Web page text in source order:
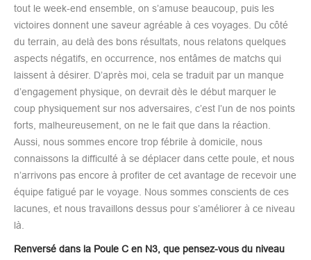
tout le week-end ensemble, on s’amuse beaucoup, puis les
victoires donnent une saveur agréable à ces voyages. Du côté
du terrain, au delà des bons résultats, nous relatons quelques
aspects négatifs, en occurrence, nos entâmes de matchs qui
laissent à désirer. D’après moi, cela se traduit par un manque
d’engagement physique, on devrait dès le début marquer le
coup physiquement sur nos adversaires, c’est l’un de nos points
forts, malheureusement, on ne le fait que dans la réaction.
Aussi, nous sommes encore trop fébrile à domicile, nous
connaissons la difficulté à se déplacer dans cette poule, et nous
n’arrivons pas encore à profiter de cet avantage de recevoir une
équipe fatigué par le voyage. Nous sommes conscients de ces
lacunes, et nous travaillons dessus pour s’améliorer à ce niveau
là.
Renversé dans la Poule C en N3, que pensez-vous du niveau